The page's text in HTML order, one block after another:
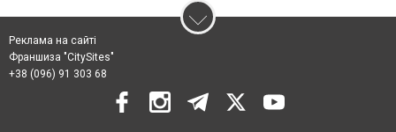
Реклама на сайті
Франшиза "CitySites"
+38 (096) 91 303 68